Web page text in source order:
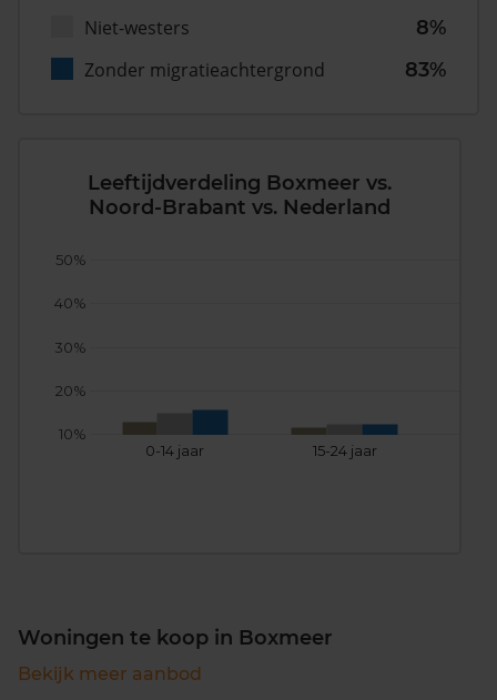
Niet-westers
8%
Zonder migratieachtergrond
83%
Leeftijdverdeling Boxmeer vs.
Noord-Brabant vs. Nederland
0-14 jaar 15-24 jaar
10%
20%
30%
40%
50%
Woningen te koop in Boxmeer
Bekijk meer aanbod